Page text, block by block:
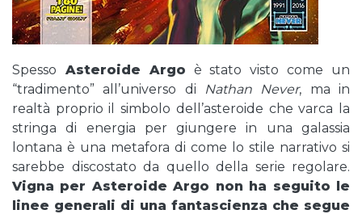
Spesso Asteroide Argo è stato visto come un
“tradimento” all’universo di
Nathan Never, ma in
realtà proprio il simbolo dell’asteroide che varca la
stringa di energia per giungere in una galassia
lontana è una metafora di come lo stile narrativo si
sarebbe discostato da quello della serie regolare.
Vigna per Asteroide Argo non ha seguito le
linee generali di una fantascienza che segue